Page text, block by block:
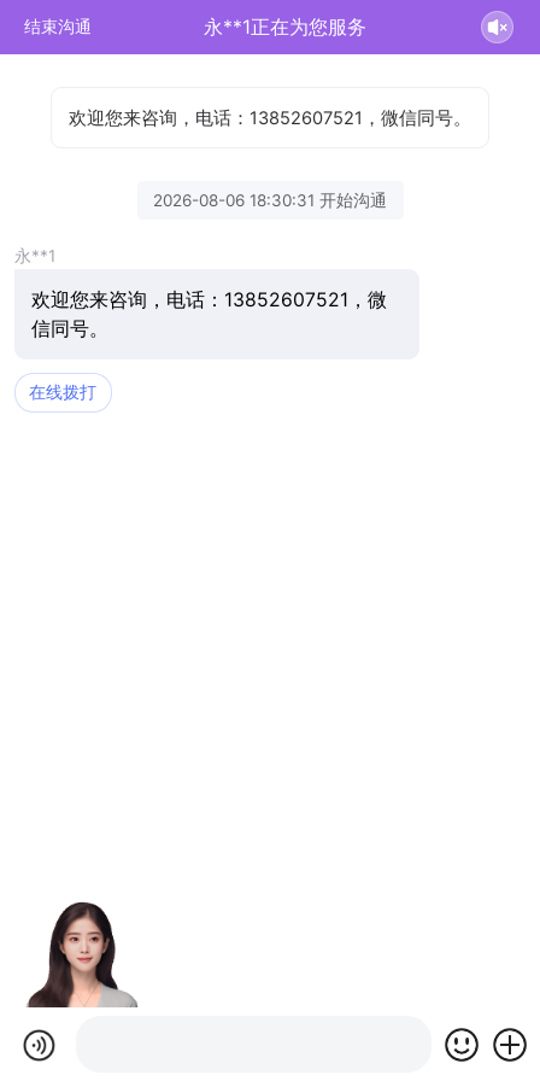
结束沟通 永**1正在为您服务
欢迎您来咨询，电话：13852607521，微信同号。
2026-08-06 18:30:31 开始沟通
永**1
欢迎您来咨询，电话：13852607521，微
信同号。
在线拨打